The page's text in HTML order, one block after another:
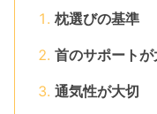
枕選びの基準
首のサポートが
通気性が大切